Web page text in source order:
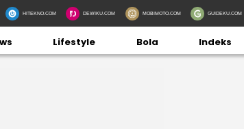
HITEKNO.COM DEWIKU.COM MOBIMOTO.COM GUIDEKU.COM
Lifestyle Bola Indeks